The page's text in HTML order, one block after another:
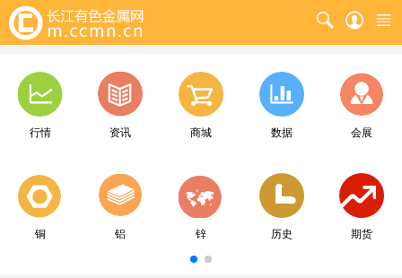
行情 资讯 商城 数据 会展
铜 铝 锌 历史 期货